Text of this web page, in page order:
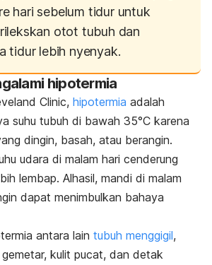
hari sebelum tidur untuk
otot tubuh dan
tidur lebih nyenyak.
hipotermia
Clinic, hipotermia adalah
suhu tubuh di bawah 35°C karena
dingin, basah, atau berangin.
udara di malam hari cenderung
lembap. Alhasil, mandi di malam
dapat menimbulkan bahaya
antara lain tubuh menggigil,
kulit pucat, dan detak